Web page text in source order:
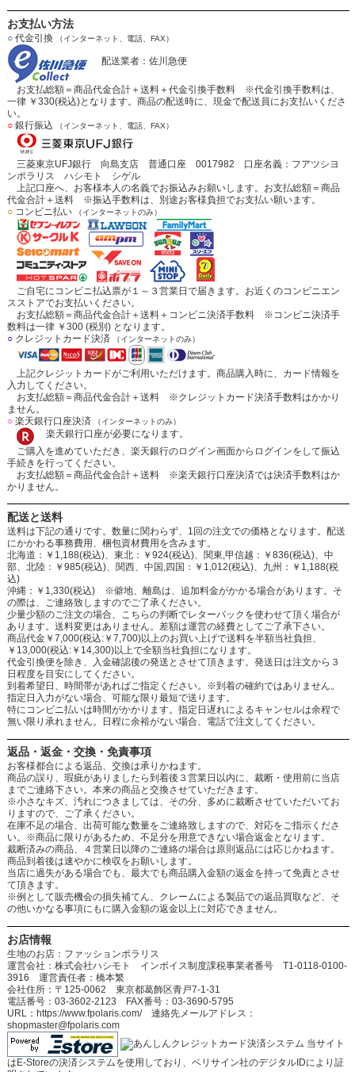
お支払い方法
○代金引換 （インターネット、電話、FAX）
配送業者：佐川急便
お支払総額＝商品代金合計＋送料＋代金引換手数料 ※代金引換手数料は、
一律 ￥330(税込)となります。商品の配送時に、現金で配送員にお支払いくださ
い。
○銀行振込 （インターネット、電話、FAX）
三菱東京UFJ銀行 向島支店 普通口座 0017982 口座名義：フアツシヨ
ンポラリス ハシモト シゲル
上記口座へ、お客様本人の名義でお振込みお願いします。お支払総額＝商品
代金合計＋送料 ※振込手数料は、別途お客様負担でお支払い願います。
○コンビニ払い （インターネットのみ）
ご自宅にコンビニ払込票が１～３営業日で届きます。お近くのコンビニエン
スストアでお支払いください。
お支払総額＝商品代金合計＋送料＋コンビニ決済手数料 ※コンビニ決済手
数料は一律 ￥300 (税別) となります。
○クレジットカード決済 （インターネットのみ）
上記クレジットカードがご利用いただけます。商品購入時に、カード情報を
入力してください。
お支払総額＝商品代金合計＋送料 ※クレジットカード決済手数料はかかり
ません。
○楽天銀行口座決済 （インターネットのみ）
楽天銀行口座が必要になります。
ご購入を進めていただき、楽天銀行のログイン画面からログインをして振込
手続きを行ってください。
お支払総額＝商品代金合計＋送料 ※楽天銀行口座決済では決済手数料はか
かりません。
配送と送料
送料は下記の通りです。数量に関わらず、1回の注文での価格となります。配送
にかかわる事務費用、梱包資材費用を含みます。
北海道：￥1,188(税込)、東北：￥924(税込)、関東,甲信越：￥836(税込)、中
部、北陸：￥985(税込)、関西、中国,四国：￥1,012(税込)、九州：￥1,188(税
込)
沖縄：￥1,330(税込) ※僻地、離島は、追加料金がかかる場合があります。そ
の際は、ご連絡致しますのでご了承ください。
少量少額のご注文の場合、こちらの判断でレターパックを使わせて頂く場合が
あります。送料変更はありません。差額は運営の経費としてご了承下さい。
商品代金￥7,000(税込:￥7,700)以上のお買い上げで送料を半額当社負担、
￥13,000(税込:￥14,300)以上で全額当社負担になります。
代金引換便を除き、入金確認後の発送とさせて頂きます。発送日は注文から３
日程度を目安にしてください。
到着希望日、時間帯があればご指定ください。※到着の確約ではありません。
指定日入力がない場合、可能な限り最短で送ります。
特にコンビニ払いは時間がかかります。指定日遅れによるキャンセルは余程で
無い限り承れません。日程に余裕がない場合、電話で注文してください。
返品・返金・交換・免責事項
お客様都合による返品、交換は承りかねます。
商品の誤り、瑕疵がありましたら到着後３営業日以内に、裁断・使用前に当店
までご連絡下さい。本来の商品と交換させていただきます。
※小さなキズ、汚れにつきましては、その分、多めに裁断させていただいてお
りますので、ご了承ください。
在庫不足の場合、出荷可能な数量をご連絡致しますので、対応をご指示くださ
い。※商品に限りがあるため、不足分を用意できない場合返金となります。
裁断済みの商品、４営業日以降のご連絡の場合は原則返品には応じかねます。
商品到着後は速やかに検収をお願いします。
当店に過失がある場合でも、最大でも商品購入金額の返金を持って免責とさせ
て頂きます。
※例として販売機会の損失補てん、クレームによる製品での返品買取など、そ
の他いかなる事項にもに購入金額の返金以上に対応できません。
お店情報
生地のお店：ファッションポラリス
運営会社：株式会社ハシモト インボイス制度課税事業者番号 T1-0118-0100-
3916 運営責任者：橋本繁
会社住所：〒125-0062 東京都葛飾区青戸7-1-31
電話番号：03-3602-2123 FAX番号：03-3690-5795
URL：https://www.fpolaris.com/ 連絡先メールアドレス：
shopmaster@fpolaris.com
当サイト
はE-Storeの決済システムを使用しており、ベリサイン社のデジタルIDにより証